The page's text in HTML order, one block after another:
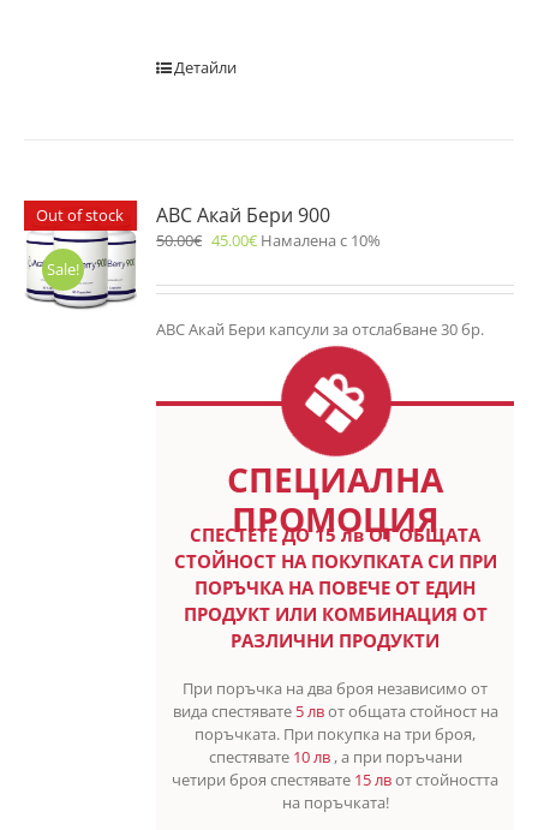
Детайли
Out of stock
Sale!
ABC Акай Бери 900
50.00€ 45.00€ Намалена с 10%
ABC Акай Бери капсули за отслабване 30 бр.
СПЕЦИАЛНА
ПРОМОЦИЯ
СПЕСТETE ДО 15 лв ОТ ОБЩАТА
СТОЙНОСТ НА ПОКУПКАТА СИ ПРИ
ПОРЪЧКА НА ПОВЕЧЕ ОТ ЕДИН
ПРОДУКТ ИЛИ КОМБИНАЦИЯ ОТ
РАЗЛИЧНИ ПРОДУКТИ
При поръчка на два броя независимо от
вида спестявате 5 лвот общата стойност на
поръчката. При покупка на три броя,
спестявате 10 лв , а при поръчани
четири броя спестявате 15 лвот стойността
на поръчката!